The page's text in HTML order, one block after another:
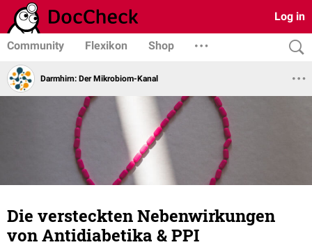
Log in
Community Flexikon Shop
Darmhirn: Der Mikrobiom-Kanal
Die versteckten Nebenwirkungen
von Antidiabetika & PPI